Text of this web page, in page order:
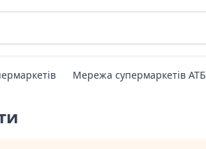
Мережа супермаркетів АТБ